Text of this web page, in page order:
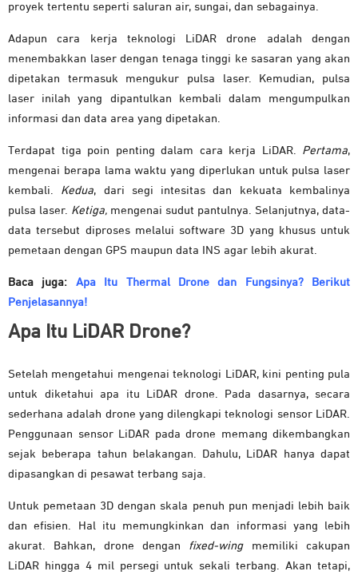
proyek tertentu seperti saluran air, sungai, dan sebagainya.
Adapun cara kerja teknologi LiDAR drone adalah dengan
menembakkan laser dengan tenaga tinggi ke sasaran yang akan
dipetakan termasuk mengukur pulsa laser. Kemudian, pulsa
laser inilah yang dipantulkan kembali dalam mengumpulkan
informasi dan data area yang dipetakan.
Terdapat tiga poin penting dalam cara kerja LiDAR. Pertama,
mengenai berapa lama waktu yang diperlukan untuk pulsa laser
kembali. Kedua, dari segi intesitas dan kekuata kembalinya
pulsa laser. Ketiga, mengenai sudut pantulnya. Selanjutnya, data-
data tersebut diproses melalui software 3D yang khusus untuk
pemetaan dengan GPS maupun data INS agar lebih akurat.
Baca juga: Apa Itu Thermal Drone dan Fungsinya? Berikut
Penjelasannya!
Apa Itu LiDAR Drone?
Setelah mengetahui mengenai teknologi LiDAR, kini penting pula
untuk diketahui apa itu LiDAR drone. Pada dasarnya, secara
sederhana adalah drone yang dilengkapi teknologi sensor LiDAR.
Penggunaan sensor LiDAR pada drone memang dikembangkan
sejak beberapa tahun belakangan. Dahulu, LiDAR hanya dapat
dipasangkan di pesawat terbang saja.
Untuk pemetaan 3D dengan skala penuh pun menjadi lebih baik
dan efisien. Hal itu memungkinkan dan informasi yang lebih
akurat. Bahkan, drone dengan fixed-wingmemiliki cakupan
LiDAR hingga 4 mil persegi untuk sekali terbang. Akan tetapi,